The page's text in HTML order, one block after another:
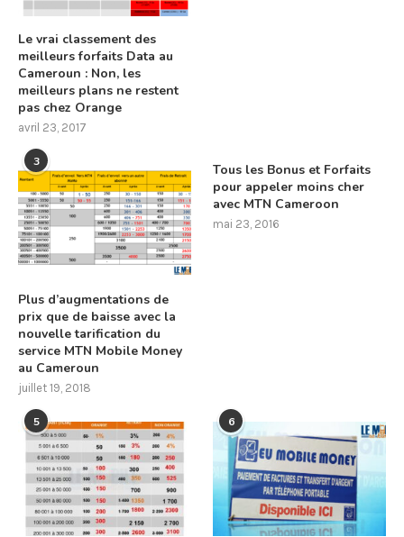
Le vrai classement des
meilleurs forfaits Data au
Cameroun : Non, les
meilleurs plans ne restent
pas chez Orange
avril 23, 2017
3
Plus d’augmentations de
prix que de baisse avec la
nouvelle tarification du
service MTN Mobile Money
au Cameroun
juillet 19, 2018
Tous les Bonus et Forfaits
pour appeler moins cher
avec MTN Cameroon
mai 23, 2016
5 6